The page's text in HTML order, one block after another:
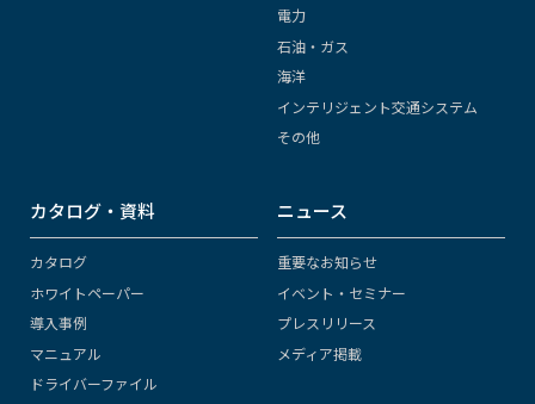
電力
石油・ガス
海洋
インテリジェント交通システム
その他
カタログ・資料
カタログ
ホワイトペーパー
導入事例
マニュアル
ドライバーファイル
ニュース
重要なお知らせ
イベント・セミナー
プレスリリース
メディア掲載